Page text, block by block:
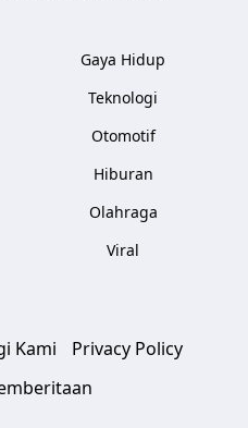
Gaya Hidup
Teknologi
Otomotif
Hiburan
Olahraga
Viral
Kami
Privacy Policy